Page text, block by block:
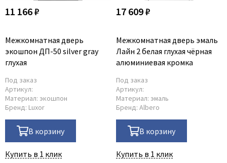
11 166 ₽
Межкомнатная дверь
экошпон ДП-50 silver gray
глухая
Под заказ
Артикул:
Материал: экошпон
Бренд: Luxor
В корзину
Купить в 1 клик
17 609 ₽
Межкомнатная дверь эмаль
Лайн 2 белая глухая чёрная
алюминиевая кромка
Под заказ
Артикул:
Материал: эмаль
Бренд: Albero
В корзину
Купить в 1 клик